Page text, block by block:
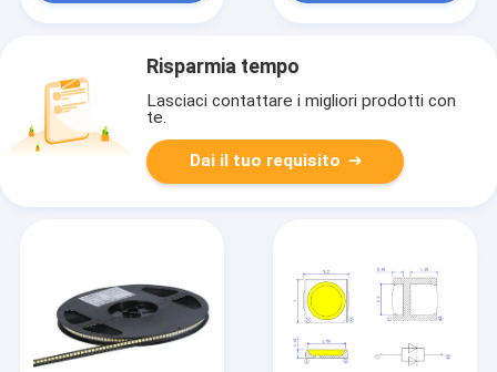
Risparmia tempo
Lasciaci contattare i migliori prodotti con
te.
Dai il tuo requisito